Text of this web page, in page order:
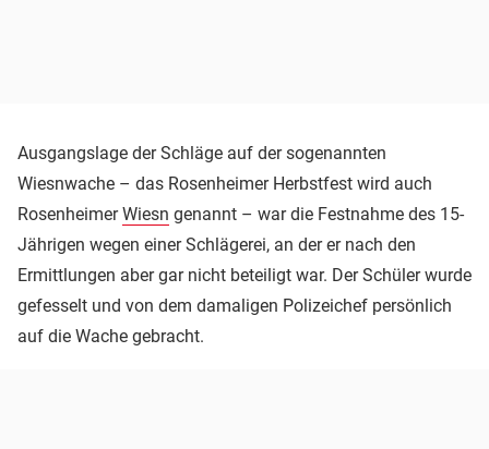
Ausgangslage der Schläge auf der sogenannten
Wiesnwache – das Rosenheimer Herbstfest wird auch
RosenheimerWiesn genannt – war die Festnahme des 15-
Jährigen wegen einer Schlägerei, an der er nach den
Ermittlungen aber gar nicht beteiligt war. Der Schüler wurde
gefesselt und von dem damaligen Polizeichef persönlich
auf die Wache gebracht.